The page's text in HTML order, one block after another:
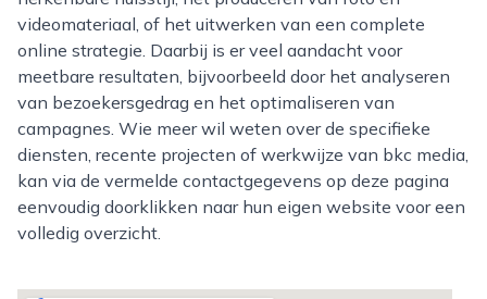
videomateriaal, of het uitwerken van een complete
online strategie. Daarbij is er veel aandacht voor
meetbare resultaten, bijvoorbeeld door het analyseren
van bezoekersgedrag en het optimaliseren van
campagnes. Wie meer wil weten over de specifieke
diensten, recente projecten of werkwijze van bkc media,
kan via de vermelde contactgegevens op deze pagina
eenvoudig doorklikken naar hun eigen website voor een
volledig overzicht.